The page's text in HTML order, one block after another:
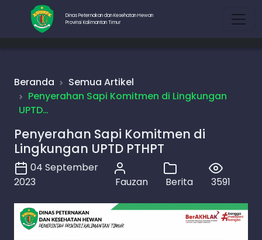
Dinas Peternakan dan Kesehatan Hewan
Provinsi Kalimantan Timur
Beranda
Semua Artikel
Penyerahan Sapi Komitmen di Lingkungan
UPTD…
Penyerahan Sapi Komitmen di
Lingkungan UPTD PTHPT
04 September
2023
Fauzan Berita 3591